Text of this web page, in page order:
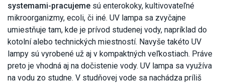
systemami-pracujeme sú enterokoky, kultivovateľné
mikroorganizmy, ecoli, či iné. UV lampa sa zvyčajne
umiestňuje tam, kde je prívod studenej vody, napríklad do
kotolní alebo technických miestností. Navyše takéto UV
lampy sú vyrobené už aj v kompaktných veľkostiach. Práve
preto je vhodná aj na dočistenie vody. UV lampa sa využíva
na vodu zo studne. V studňovej vode sa nachádza príliš